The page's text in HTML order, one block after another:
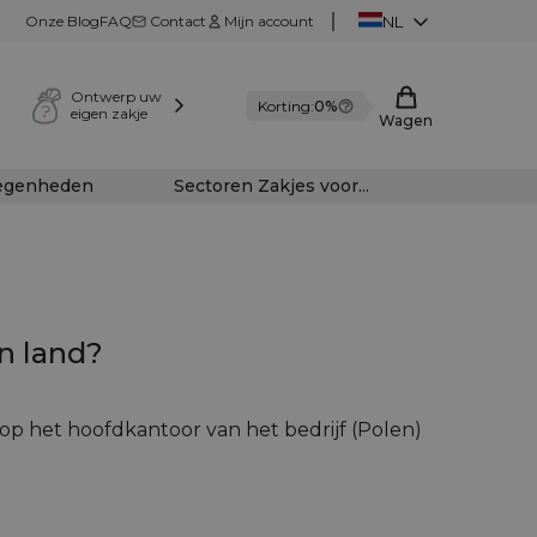
Onze BlogFAQ Contact Mijn account NL
Ontwerp uw
eigen zakje
Korting:0%
Wagen
Sectoren Zakjes voor...
land?
het hoofdkantoor van het bedrijf (Polen)